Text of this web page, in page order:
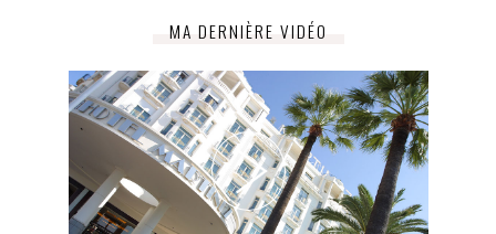
MA DERNIÈRE VIDÉO